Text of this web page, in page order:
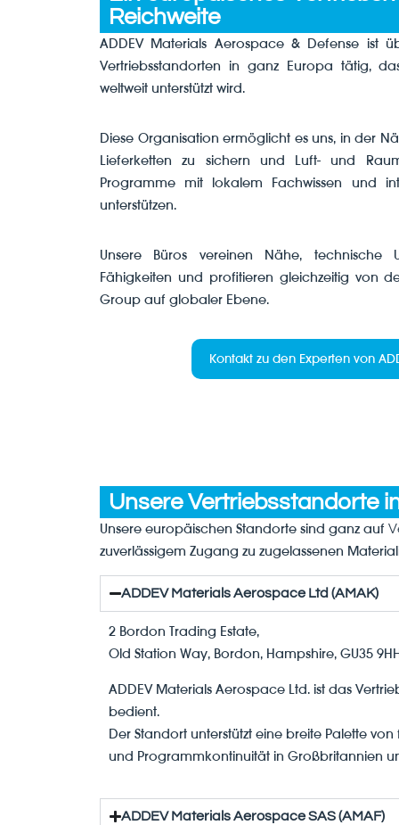
Reichweite
ADDEV Materials Aerospace & Defense ist
Vertriebsstandorten in ganz Europa tätig,
weltweit unterstützt wird.
Diese Organisation ermöglicht es uns, in der
Lieferketten zu sichern und Luft- und
Programme mit lokalem Fachwissen und
unterstützen.
Unsere Büros vereinen Nähe, technische
Fähigkeiten und profitieren gleichzeitig von
Group auf globaler Ebene.
Kontakt zu den Experten von
Unsere Vertriebsstandorte
Unsere europäischen Standorte sind ganz auf
zuverlässigem Zugang zu zugelassenen
ADDEV Materials Aerospace Ltd (AMAK)
2 Bordon Trading Estate,
Old Station Way, Bordon, Hampshire, GU35
ADDEV Materials Aerospace Ltd. ist das
bedient.
Der Standort unterstützt eine breite Palette
und Programmkontinuität in Großbritannien
ADDEV Materials Aerospace SAS (AMAF)